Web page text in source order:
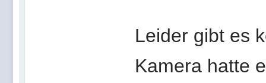
Leider gibt es
Kamera hatte